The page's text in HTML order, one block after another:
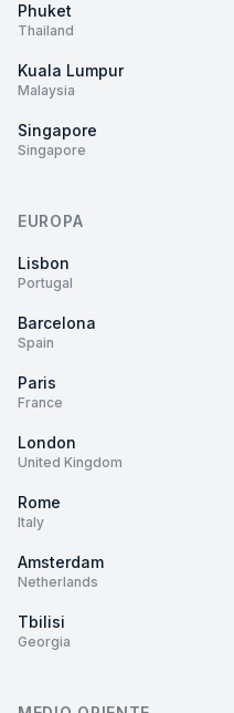
Phuket
Thailand
Kuala Lumpur
Malaysia
Singapore
Singapore
EUROPA
Lisbon
Portugal
Barcelona
Spain
Paris
France
London
United Kingdom
Rome
Italy
Amsterdam
Netherlands
Tbilisi
Georgia